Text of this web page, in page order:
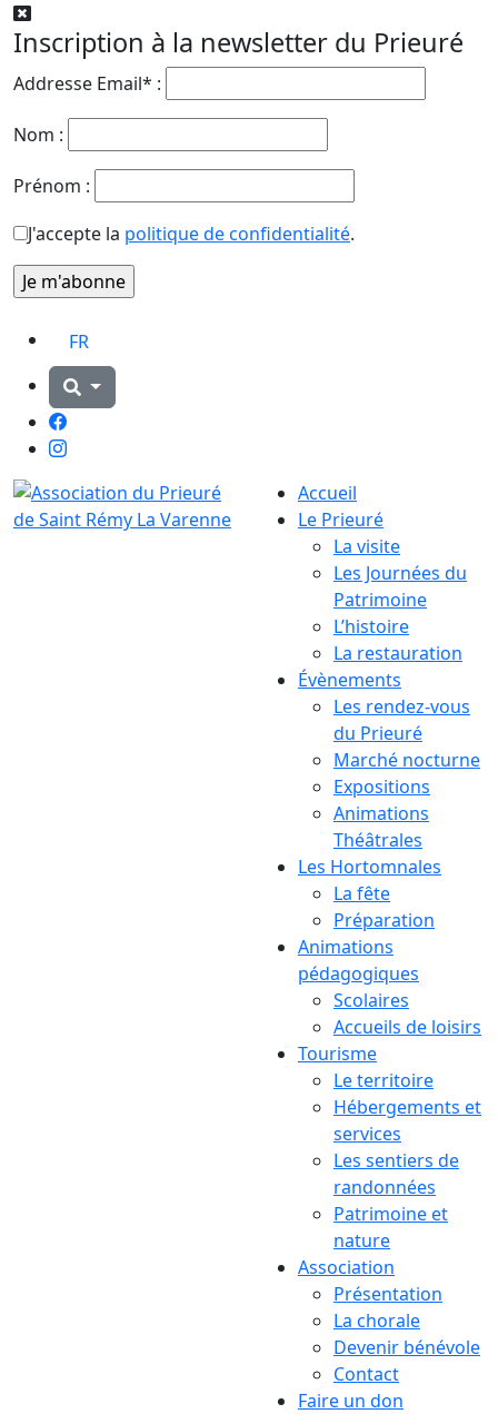
Inscription à la newsletter du Prieuré
Addresse Email* :
Nom :
Prénom :
J'accepte la politique de confidentialité.
FR
Facebook
Instagram
Accueil
Le Prieuré
La visite
Les Journées du
Patrimoine
L’histoire
La restauration
Évènements
Les rendez-vous
du Prieuré
Marché nocturne
Expositions
Animations
Théâtrales
Les Hortomnales
La fête
Préparation
Animations
pédagogiques
Scolaires
Accueils de loisirs
Tourisme
Le territoire
Hébergements et
services
Les sentiers de
randonnées
Patrimoine et
nature
Association
Présentation
La chorale
Devenir bénévole
Contact
Faire un don